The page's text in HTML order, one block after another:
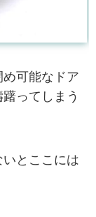
可能なドア
ってしまう
いとここには